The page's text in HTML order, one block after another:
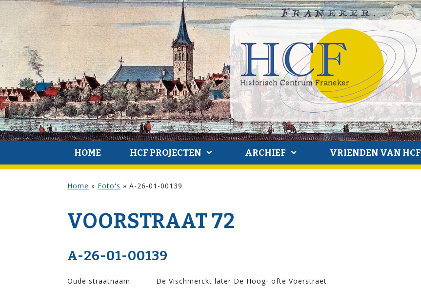
HOME HCF PROJECTEN ARCHIEF VRIENDEN VAN HCF
Home » Foto's » A-26-01-00139
VOOR­STRAAT 72
A-26-01-00139
Oude straatnaam:
De Vischmerckt later De Hoog- ofte Voerstraet